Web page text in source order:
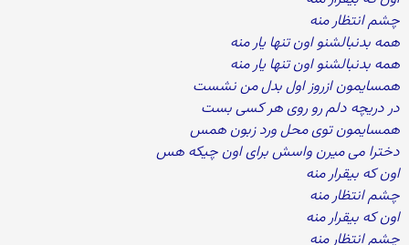
چشم انتظار منه
همه بدنبالشنو اون تنها یار منه
همه بدنبالشنو اون تنها یار منه
همسایمون ازروز اول بدل من نشست
در دریچه دلم رو روی هر کسی بست
همسایمون توی محل ورد زبون همس
دخترا می میرن واسش برای اون چیکه هس
اون که بیقرار منه
چشم انتظار منه
اون که بیقرار منه
چشم انتظار منه